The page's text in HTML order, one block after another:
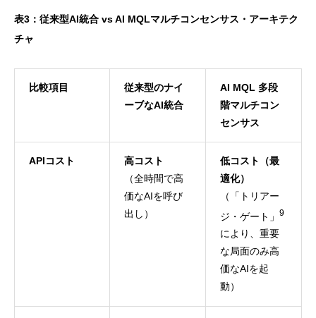
表3：従来型AI統合 vs AI MQLマルチコンセンサス・アーキテク
チャ
比較項目
従来型のナイ
ーブなAI統合
AI MQL 多段
階マルチコン
センサス
APIコスト
高コスト
（全時間で高
価なAIを呼び
出し）
低コスト（最
適化）
（「トリアー
ジ・ゲート」
9
により、重要
な局面のみ高
価なAIを起
動）